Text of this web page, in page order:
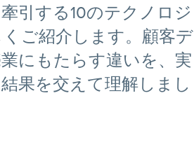
引する10のテクノロジ
ご紹介します。顧客デ
にもたらす違いを、実
果を交えて理解しまし